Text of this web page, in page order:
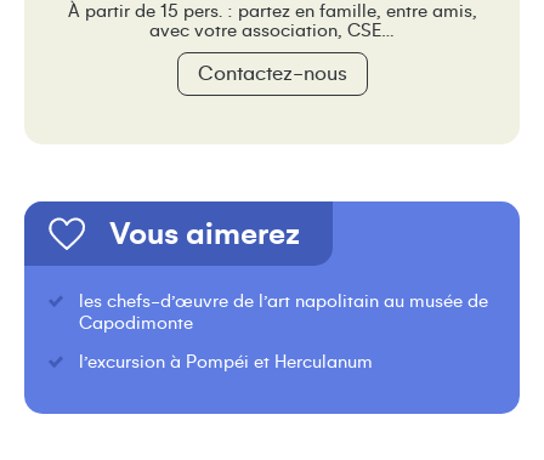
À partir de 15 pers. : partez en famille, entre amis,
avec votre association, CSE…
Contactez-nous
Vous aimerez
les chefs-d’œuvre de l’art napolitain au musée de
Capodimonte
l’excursion à Pompéi et Herculanum